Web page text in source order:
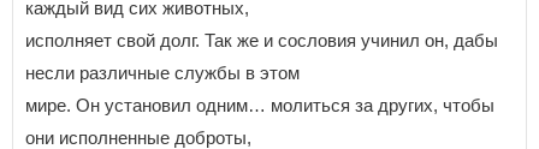
каждый вид сих животных,
исполняет свой долг. Так же и сословия учинил он, дабы
несли различные службы в этом
мире. Он установил одним… молиться за других, чтобы
они исполненные доброты,